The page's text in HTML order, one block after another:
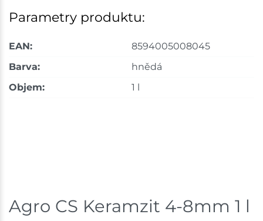
Skladem na prodejně - doručení do 7 dnů
Parametry produktu:
EAN:
8594005008045
Barva:
hnědá
Objem:
1 l
Agro CS Keramzit 4-8mm 1 l